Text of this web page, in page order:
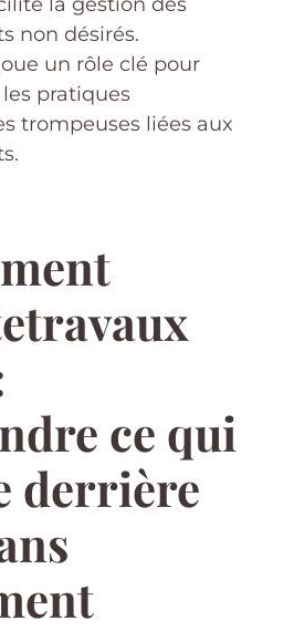
non désirés.
un rôle clé pour
pratiques
trompeuses liées aux
ce qui
derrière